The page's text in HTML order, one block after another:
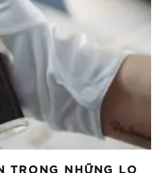
TRONG NHỮNG LỌ